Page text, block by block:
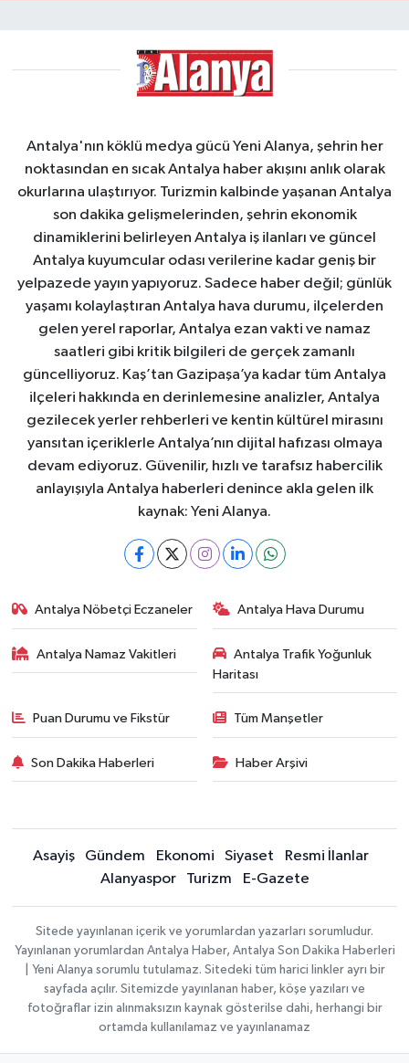
Antalya'nın köklü medya gücü Yeni Alanya, şehrin her
noktasından en sıcak Antalya haber akışını anlık olarak
okurlarına ulaştırıyor. Turizmin kalbinde yaşanan Antalya
son dakika gelişmelerinden, şehrin ekonomik
dinamiklerini belirleyen Antalya iş ilanları ve güncel
Antalya kuyumcular odası verilerine kadar geniş bir
yelpazede yayın yapıyoruz. Sadece haber değil; günlük
yaşamı kolaylaştıran Antalya hava durumu, ilçelerden
gelen yerel raporlar, Antalya ezan vakti ve namaz
saatleri gibi kritik bilgileri de gerçek zamanlı
güncelliyoruz. Kaş’tan Gazipaşa’ya kadar tüm Antalya
ilçeleri hakkında en derinlemesine analizler, Antalya
gezilecek yerler rehberleri ve kentin kültürel mirasını
yansıtan içeriklerle Antalya’nın dijital hafızası olmaya
devam ediyoruz. Güvenilir, hızlı ve tarafsız habercilik
anlayışıyla Antalya haberleri denince akla gelen ilk
kaynak: Yeni Alanya.
Antalya Nöbetçi Eczaneler Antalya Hava Durumu
Antalya Namaz Vakitleri
Antalya Trafik Yoğunluk
Haritası
Puan Durumu ve Fikstür Tüm Manşetler
Son Dakika Haberleri Haber Arşivi
Asayiş Gündem Ekonomi Siyaset
Resmi İlanlar
Alanyaspor
Turizm E-Gazete
Sitede yayınlanan içerik ve yorumlardan yazarları sorumludur.
Yayınlanan yorumlardan Antalya Haber, Antalya Son Dakika Haberleri
| Yeni Alanya sorumlu tutulamaz. Sitedeki tüm harici linkler ayrı bir
sayfada açılır. Sitemizde yayınlanan haber, köşe yazıları ve
fotoğraflar izin alınmaksızın kaynak gösterilse dahi, herhangi bir
ortamda kullanılamaz ve yayınlanamaz